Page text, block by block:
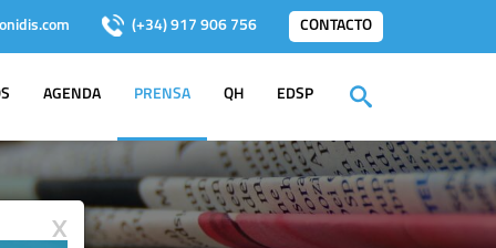
(+34) 917 906 756 CONTACTO
AGENDA PRENSA QH EDSP
X